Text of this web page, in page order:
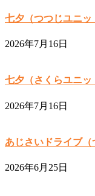
七夕（つつじユニッ
2026年7月16日
七夕（さくらユニッ
2026年7月16日
あじさいドライブ（
2026年6月25日